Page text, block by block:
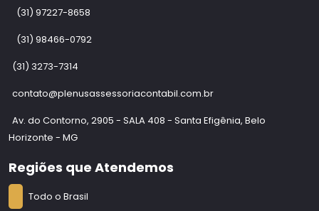
(31) 97227-8658
(31) 98466-0792
(31) 3273-7314
contato@plenusassessoriacontabil.com.br
Av. do Contorno, 2905 - SALA 408 - Santa Efigênia, Belo
Horizonte - MG
Regiões que Atendemos
Todo o Brasil